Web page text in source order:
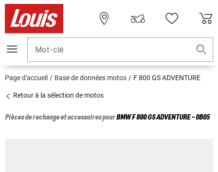
Mot-clé
Page d'accueil Base de données motos F 800 GS ADVENTURE
Retour à la sélection de motos
Pièces de rechange et accessoires pourBMWF 800 GS ADVENTURE - 0B05